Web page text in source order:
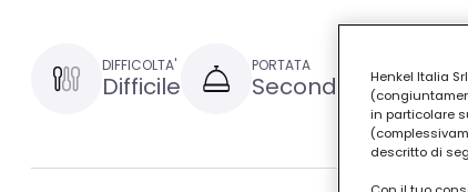
DIFFICOLTA'
Difficile
PORTATA
Secondo 1
Henkel Italia
in particolare
descritto di